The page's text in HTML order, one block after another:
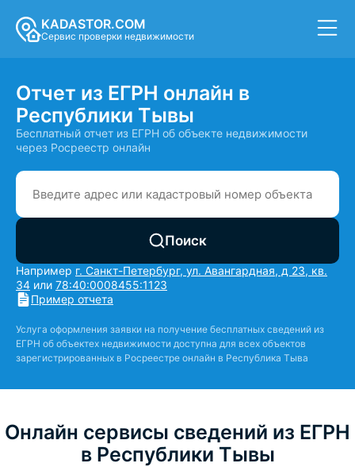
KADASTOR.COM
Сервис проверки недвижимости
Отчет из ЕГРН онлайн в
Республики Тывы
Бесплатный отчет из ЕГРН об объекте недвижимости
через Росреестр онлайн
Поиск
Например г. Санкт-Петербург, ул. Авангардная, д 23, кв.
34 или 78:40:0008455:1123
Пример отчета
Услуга оформления заявки на получение бесплатных сведений из
ЕГРН об объектех недвижимости доступна для всех объектов
зарегистрированных в Росреестре онлайн в Республика Тыва
Онлайн сервисы сведений из ЕГРН
в Республики Тывы